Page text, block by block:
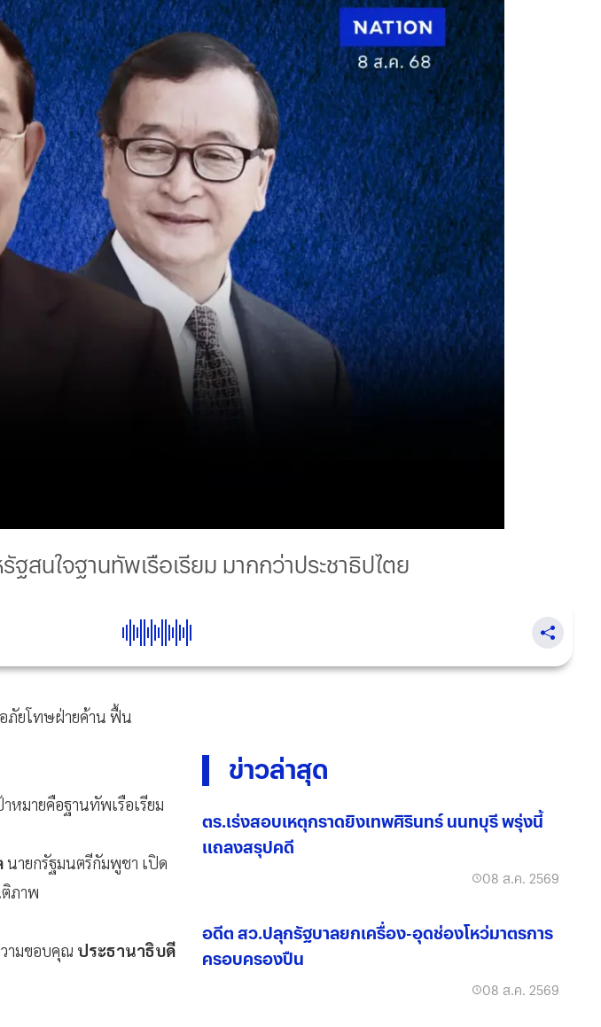
สนใจฐานทัพเรือเรียม มากกว่าประชาธิปไตย
ภัยโทษฝ่ายค้าน ฟื้น
หมายคือฐานทัพเรือเรียม
นายกรัฐมนตรีกัมพูชา เปิด
ติภาพ
ามขอบคุณ ประธานาธิบดี
ข่าวล่าสุด
ตร.เร่งสอบเหตุกราดยิงเทพศิรินทร์ นนทบุรี พรุ่งนี้
แถลงสรุปคดี
08 ส.ค. 2569
อดีต สว.ปลุกรัฐบาลยกเครื่อง-อุดช่องโหว่มาตรการ
ครอบครองปืน
08 ส.ค. 2569